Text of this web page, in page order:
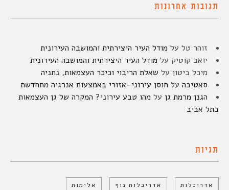
תגובות אחרונות
זוהר טל על מודל העיר היצירתית והמושבה העירונית
יואב קוטיק על מודל העיר היצירתית והמושבה העירונית
מיכל ביטון על שאלת הריבוי וכיכר העצמאות, נתניה
סאטיבה על חוסן עירוני-אזורי באמצעות אנרגיה מתחדשת
הגנן מרמת גן על מהו טבע עירוני? המקרה של גן העצמאות
בתל אביב
תגיות
אדריכלות אדריכלות נוף אלימות